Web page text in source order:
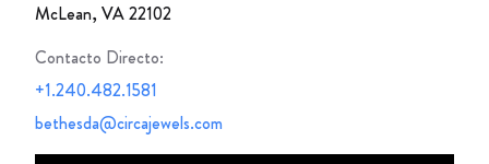
McLean, VA 22102
Contacto Directo:
+1.240.482.1581
bethesda@circajewels.com